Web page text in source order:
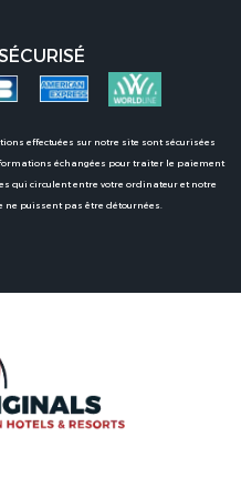
effectuées sur notre site sont sécurisées
échangées pour traiter le paiement
qui circulent entre votre ordinateur et notre
puissent pas être détournées.